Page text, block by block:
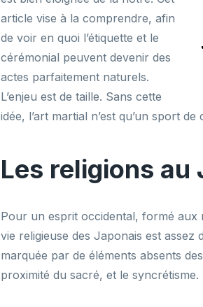
article vise à la comprendre, afin
de voir en quoi l’étiquette et le
cérémonial peuvent devenir des
actes parfaitement naturels.
L’enjeu est de taille. Sans cette
idée, l’art martial n’est qu’un sport de
Les religions au
Pour un esprit occidental, formé aux
vie religieuse des Japonais est assez
marquée par de éléments absents
proximité du sacré, et le syncrétisme.